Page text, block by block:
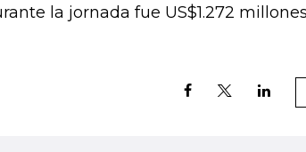
la jornada fue US$1.272